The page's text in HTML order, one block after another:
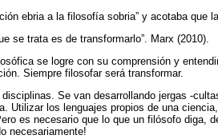
ebria a la filosofía sobria” y acotaba que la
se trata es de transformarlo”. Marx (2010).
se logre con su comprensión y
Siempre filosofar será transformar.
Se van desarrollando jergas -
Utilizar los lenguajes propios de una
es necesario que lo que un filósofo diga,
necesariamente!